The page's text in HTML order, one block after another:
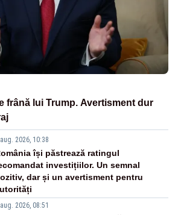
frână lui Trump. Avertisment dur
2026, 10:38
își păstrează ratingul
investițiilor. Un semnal
dar și un avertisment pentru
2026, 08:51